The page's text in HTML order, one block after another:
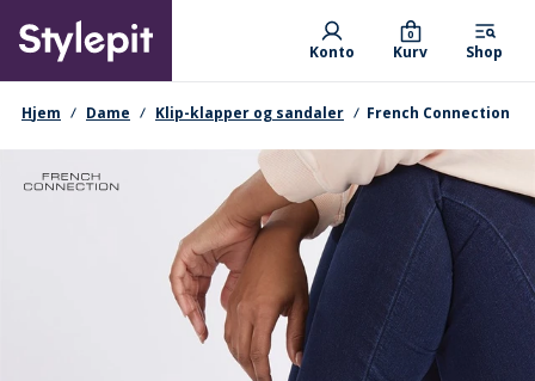
main
content
Primary departments
Konto Kurv
0
Shop
navigationssti
Hjem Dame Klip-klapper og sandaler French Connection